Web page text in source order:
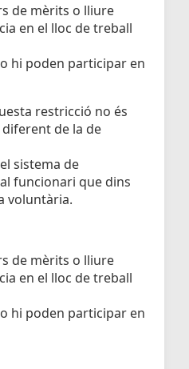
de mèrits o lliure
en el lloc de treball
hi poden participar en
restricció no és
de la de
sistema de
funcionari que dins
voluntària.
de mèrits o lliure
en el lloc de treball
hi poden participar en